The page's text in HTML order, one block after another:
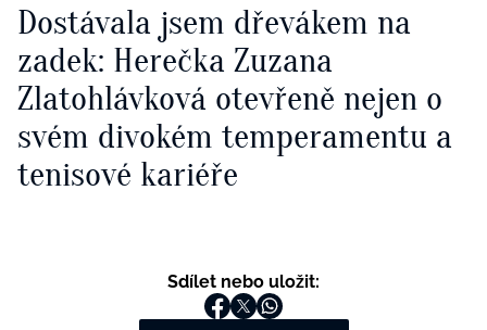
Dostávala jsem dřevákem na
zadek: Herečka Zuzana
Zlatohlávková otevřeně nejen o
svém divokém temperamentu a
tenisové kariéře
Sdílet nebo uložit: